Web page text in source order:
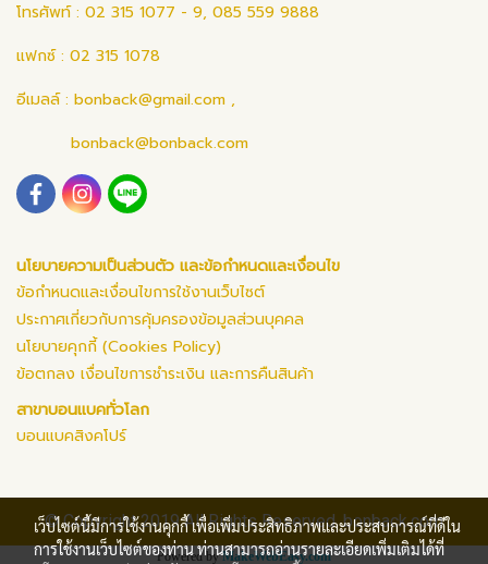
โทรศัพท์ : 02 315 1077 - 9, 085 559 9888
แฟกซ์ : 02 315 1078
อีเมลล์ : bonback@gmail.com ,
bonback@bonback.com
นโยบายความเป็นส่วนตัว และข้อกำหนดและเงื่อนไข
ข้อกำหนดและเงื่อนไขการใช้งานเว็บไซต์
ประกาศเกี่ยวกับการคุ้มครองข้อมูลส่วนบุคคล
นโยบายคุกกี้ (Cookies Policy)
ข้อตกลง เงื่อนไขการชำระเงิน และการคืนสินค้า
สาขาบอนแบคทั่วโลก
บอนแบคสิงคโปร์
© Copyright 2019 All Rights Reserved. bonback.com
Powered byMakeWebEasy.com
เว็บไซต์นี้มีการใช้งานคุกกี้ เพื่อเพิ่มประสิทธิภาพและประสบการณ์ที่ดีใน
การใช้งานเว็บไซต์ของท่าน ท่านสามารถอ่านรายละเอียดเพิ่มเติมได้ที่